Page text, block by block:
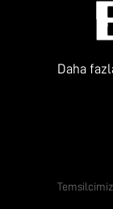
Daha